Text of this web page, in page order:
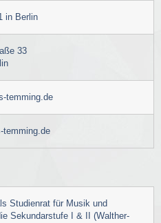
in Berlin
33
temming.de
temming.de
Studienrat für Musik und
Sekundarstufe I & II (Walther-